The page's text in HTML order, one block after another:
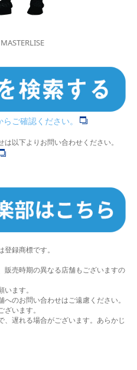
ご確認ください。
以下よりお問い合わせください。
録商標です。
売時期の異なる店舗もございますの
ます。
のお問い合わせはご遠慮ください。
います。
遅れる場合がございます。あらかじ